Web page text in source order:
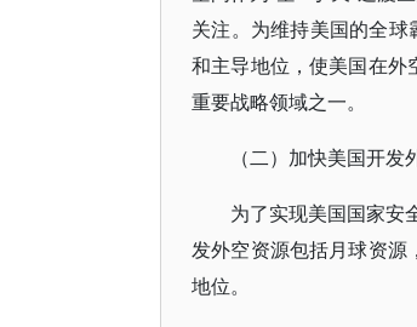
关注。为维持美国的全
和主导地位，使美国在外
重要战略领域之一。
（二）加快美国开发
为了实现美国国家安
发外空资源包括月球资源
地位。